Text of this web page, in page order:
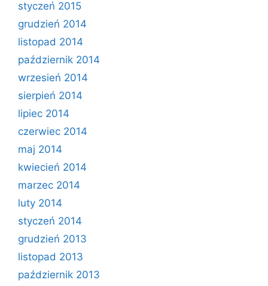
styczeń 2015
grudzień 2014
listopad 2014
październik 2014
wrzesień 2014
sierpień 2014
lipiec 2014
czerwiec 2014
maj 2014
kwiecień 2014
marzec 2014
luty 2014
styczeń 2014
grudzień 2013
listopad 2013
październik 2013